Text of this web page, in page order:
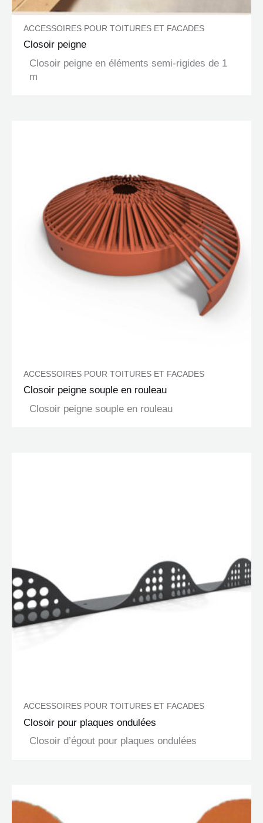
ACCESSOIRES POUR TOITURES ET FACADES
Closoir peigne
Closoir peigne en éléments semi-rigides de 1
m
ACCESSOIRES POUR TOITURES ET FACADES
Closoir peigne souple en rouleau
Closoir peigne souple en rouleau
ACCESSOIRES POUR TOITURES ET FACADES
Closoir pour plaques ondulées
Closoir d’égout pour plaques ondulées